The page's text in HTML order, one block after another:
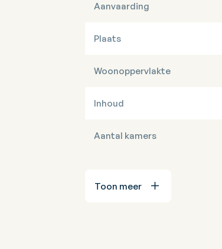
Aanvaarding
Plaats
Woonoppervlakte
Inhoud
Aantal kamers
Toon meer